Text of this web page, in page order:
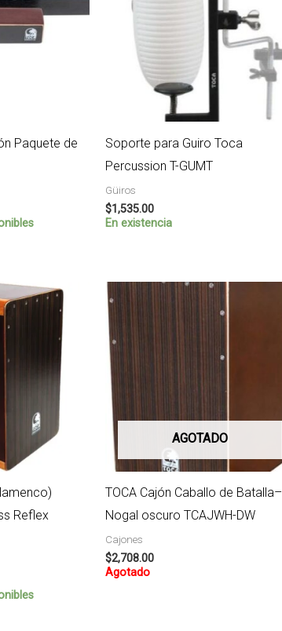
Paquete de
Soporte para Guiro Toca
Percussion T-GUMT
Güiros
$1,535.00
En existencia
Reflex
AGOTADO
TOCA Cajón Caballo de Batalla–
Nogal oscuro TCAJWH-DW
Cajones
$2,708.00
Agotado